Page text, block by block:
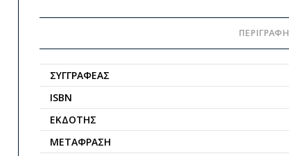
ΠΕΡΙΓΡΑΦΉ
ΣΥΓΓΡΑΦΈΑΣ
ISBN
ΕΚΔΌΤΗΣ
ΜΕΤΆΦΡΑΣΗ